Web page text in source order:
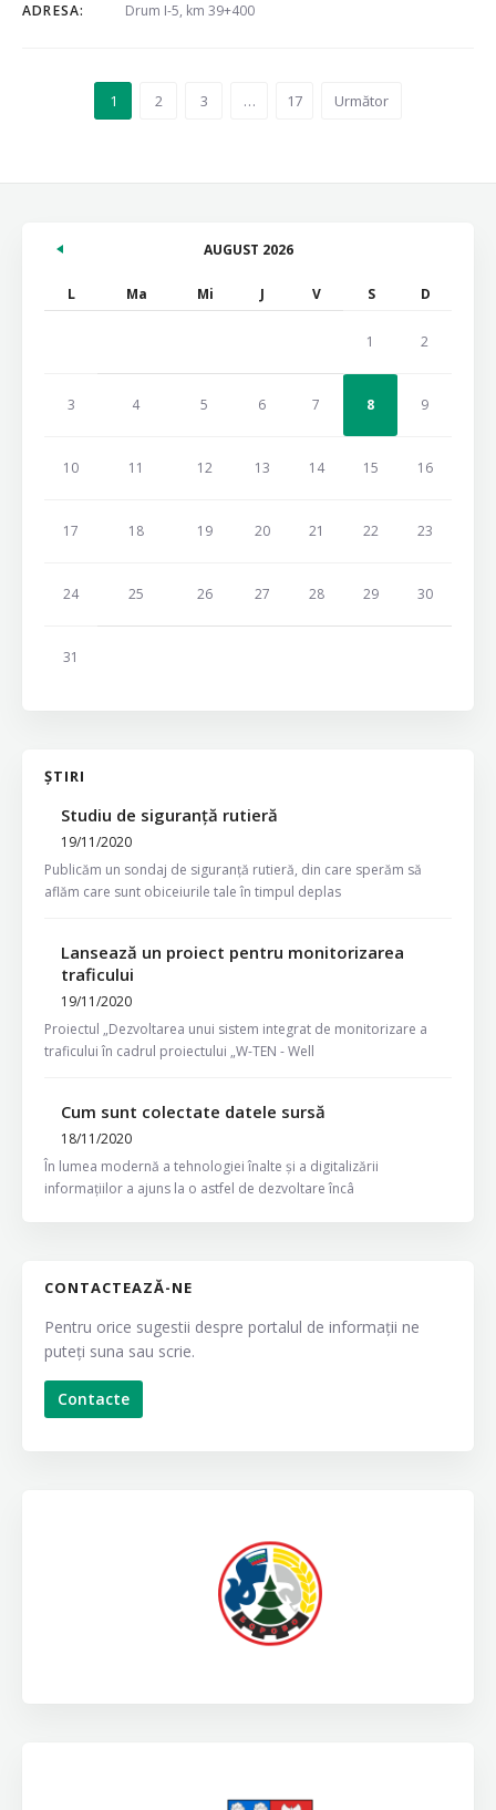
ADRESA: Drum I-5, km 39+400
1 2 3 … 17 Următor
AUGUST 2026
L Ma Mi J V S D
1 2
3 4 5 6 7 8 9
10 11 12 13 14 15 16
17 18 19 20 21 22 23
24 25 26 27 28 29 30
31
ȘTIRI
Studiu de siguranță rutieră
19/11/2020
Publicăm un sondaj de siguranță rutieră, din care sperăm să
aflăm care sunt obiceiurile tale în timpul deplas
Lansează un proiect pentru monitorizarea
traficului
19/11/2020
Proiectul „Dezvoltarea unui sistem integrat de monitorizare a
traficului în cadrul proiectului „W-TEN - Well
Cum sunt colectate datele sursă
18/11/2020
În lumea modernă a tehnologiei înalte și a digitalizării
informațiilor a ajuns la o astfel de dezvoltare încâ
CONTACTEAZĂ-NE
Pentru orice sugestii despre portalul de informații ne
puteți suna sau scrie.
Contacte